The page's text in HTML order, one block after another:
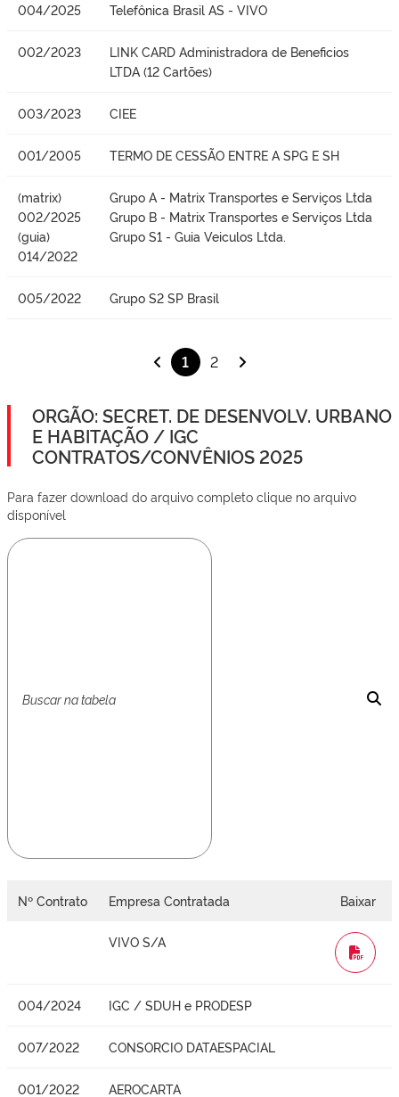
004/2025 Telefônica Brasil AS - VIVO
002/2023
LINK CARD Administradora de Beneficios
LTDA (12 Cartões)
003/2023 CIEE
001/2005 TERMO DE CESSÃO ENTRE A SPG E SH
(matrix)
002/2025
(guia)
014/2022
Grupo A - Matrix Transportes e Serviços Ltda
Grupo B - Matrix Transportes e Serviços Ltda
Grupo S1 - Guia Veiculos Ltda.
005/2022 Grupo S2 SP Brasil
1 2
ORGÃO: SECRET. DE DESENVOLV. URBANO
E HABITAÇÃO / IGC
CONTRATOS/CONVÊNIOS 2025
Para fazer download do arquivo completo clique no arquivo
disponível
Nº Contrato Empresa Contratada Baixar
VIVO S/A
WORD
004/2024 IGC / SDUH e PRODESP
007/2022 CONSORCIO DATAESPACIAL
001/2022 AEROCARTA